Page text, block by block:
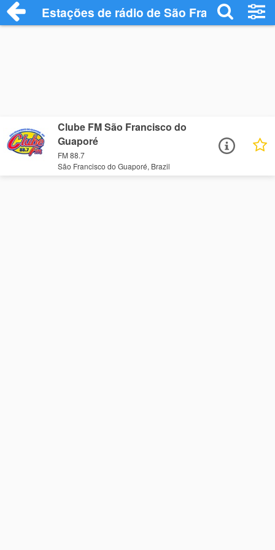
Estações de rádio de São Francisco do
Clube FM São Francisco do
Guaporé
FM 88.7
São Francisco do Guaporé, Brazil